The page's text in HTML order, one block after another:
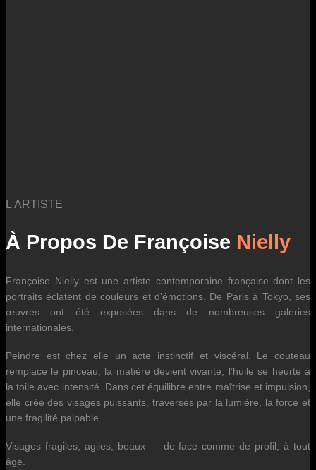
L'ARTISTE
À Propos De Françoise Nielly
Françoise Nielly est une artiste contemporaine française dont les
portraits éclatent de couleurs et d’émotions. De Paris à Tokyo, ses
œuvres ont été exposées dans de nombreuses galeries
internationales.
Peindre est chez elle un acte instinctif et viscéral. Le couteau
remplace le pinceau, la matière devient vivante, l’huile se heurte à
la toile avec intensité. Dans cet équilibre entre maîtrise et impulsion,
elle crée des visages puissants, traversés par la lumière, la force et
une fragilité palpable.
Visages fragiles, agiles, beaux — de face comme de profil, à tout
âge.